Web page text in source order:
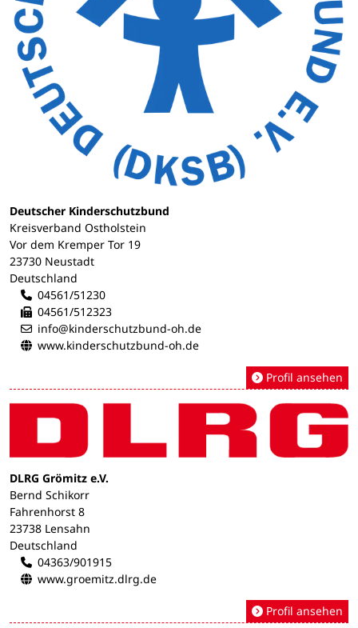
Deutscher Kinderschutzbund
Kreisverband Ostholstein
Vor dem Kremper Tor 19
23730 Neustadt
Deutschland
04561/51230
04561/512323
info@kinderschutzbund-oh.de
www.kinderschutzbund-oh.de
Profil ansehen
DLRG Grömitz e.V.
Bernd Schikorr
Fahrenhorst 8
23738 Lensahn
Deutschland
04363/901915
www.groemitz.dlrg.de
Profil ansehen